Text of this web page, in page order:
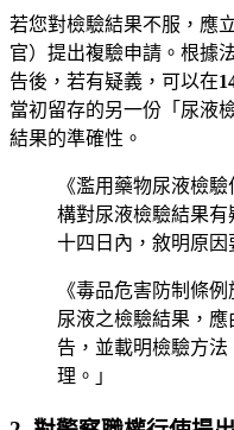
若您對檢驗結果不服，應
官）提出複驗申請。根據
告後，若有疑義，可以在
當初留存的另一份「尿液
結果的準確性。
《濫用藥物尿液檢
構對尿液檢驗結果
十四日內，敘明原因
《毒品危害防制條
尿液之檢驗結果，
告，並載明檢驗方
理。」